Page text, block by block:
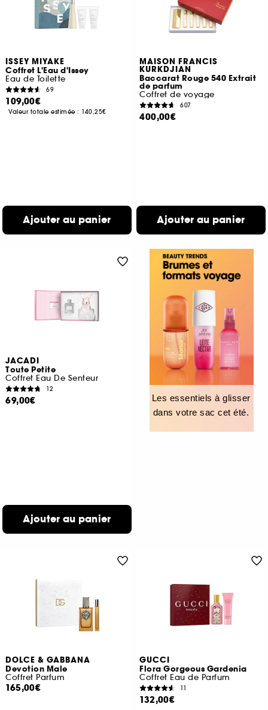
ISSEY MIYAKE
Coffret L'Eau d'Issey
Eau de Toilette
69
109,00€
Valeur totale estimée : 140,25€
Ajouter au panier
MAISON FRANCIS
KURKDJIAN
Baccarat Rouge 540 Extrait
de parfum
Coffret de voyage
607
400,00€
Ajouter au panier
JACADI
Toute Petite
Coffret Eau De Senteur
12
69,00€
Ajouter au panier
Les essentiels à glisser
dans votre sac cet été.
DOLCE & GABBANA
Devotion Male
Coffret Parfum
165,00€
GUCCI
Flora Gorgeous Gardenia
Coffret Eau de Parfum
11
132,00€